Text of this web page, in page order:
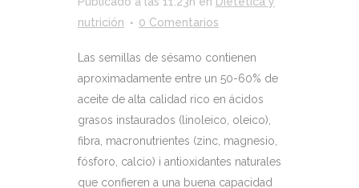
nutrición
0 Comentarios
Las semillas de sésamo contienen
aproximadamente entre un 50-60% de
aceite de alta calidad rico en ácidos
grasos instaurados (linoleico, oleico),
fibra, macronutrientes (zinc, magnesio,
fósforo, calcio) i antioxidantes naturales
que confieren a una buena capacidad